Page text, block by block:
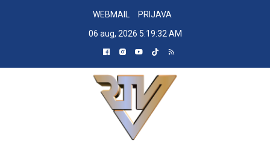
WEBMAIL
PRIJAVA
06 aug, 2026 5:19:33 AM